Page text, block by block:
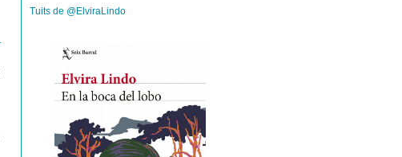
Tuits de @ElviraLindo